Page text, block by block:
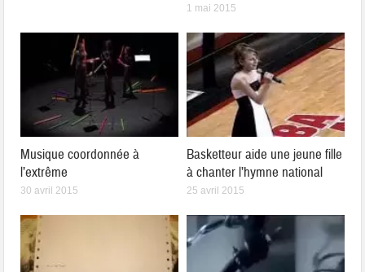
1 mai 2015
Musique coordonnée à
l’extrême
30 avril 2015
Basketteur aide une jeune fille
à chanter l’hymne national
25 avril 2015